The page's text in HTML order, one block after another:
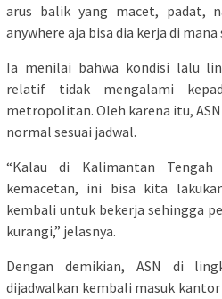
arus balik yang macet, padat,
anywhere aja bisa dia kerja di mana
Ia menilai bahwa kondisi lalu
relatif tidak mengalami
metropolitan. Oleh karena itu,
normal sesuai jadwal.
“Kalau di Kalimantan
kemacetan, ini bisa kita
kembali untuk bekerja sehingga
kurangi,” jelasnya.
Dengan demikian, ASN di
dijadwalkan kembali masuk